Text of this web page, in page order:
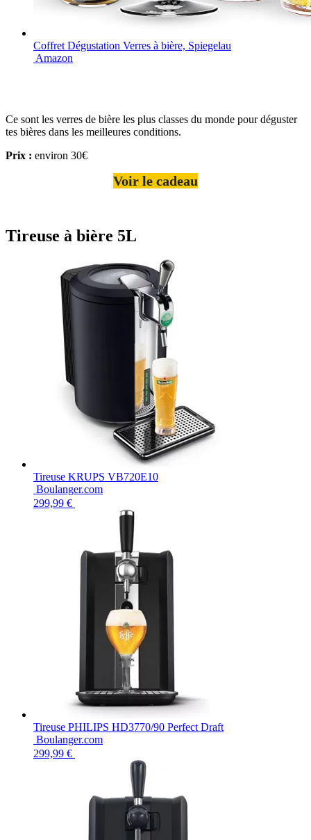
Coffret Dégustation Verres à bière, Spiegelau
Amazon
Ce sont les verres de bière les plus classes du monde pour déguster
tes bières dans les meilleures conditions.
Prix : environ 30€
Voir le cadeau
Tireuse à bière 5L
Tireuse KRUPS VB720E10
Boulanger.com
299,99 €
Tireuse PHILIPS HD3770/90 Perfect Draft
Boulanger.com
299,99 €